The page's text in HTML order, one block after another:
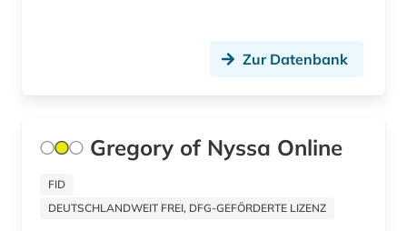
afrikaforschung (1)
afrikastudien (1)
Makedonien (5)
Malta (1)
Mittelamerika (38)
Zur Datenbank
Gregory of Nyssa Online
FID
DEUTSCHLANDWEIT FREI, DFG-GEFÖRDERTE LIZENZ